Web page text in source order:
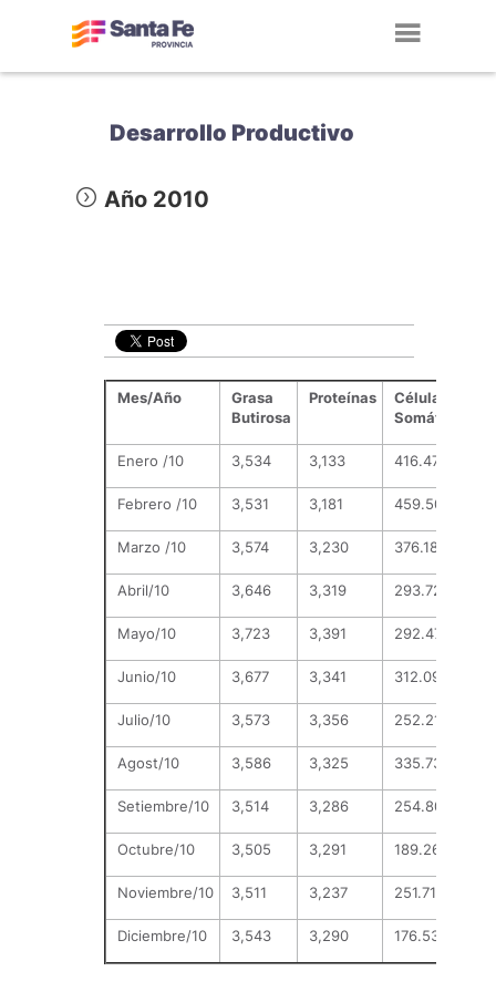
Desarrollo Productivo
Año 2010
Mes/Año
Grasa
Butirosa
Proteínas
Células
Somáticas
Enero /10 3,534 3,133 416.474,043
Febrero /10 3,531 3,181 459.505,864
Marzo /10 3,574 3,230 376.183,550
Abril/10 3,646 3,319 293.722,462
Mayo/10 3,723 3,391 292.478,615
Junio/10 3,677 3,341 312.099,313
Julio/10 3,573 3,356 252.213,318
Agost/10 3,586 3,325 335.734,550
Setiembre/10 3,514 3,286 254.804,750
Octubre/10 3,505 3,291 189.266,389
Noviembre/10 3,511 3,237 251.714,579
Diciembre/10 3,543 3,290 176.535,500